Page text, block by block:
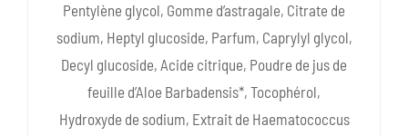
Pentylène glycol, Gomme d’astragale, Citrate de
sodium, Heptyl glucoside, Parfum, Caprylyl glycol,
Decyl glucoside, Acide citrique, Poudre de jus de
feuille d’Aloe Barbadensis*, Tocophérol,
Hydroxyde de sodium, Extrait de Haematococcus